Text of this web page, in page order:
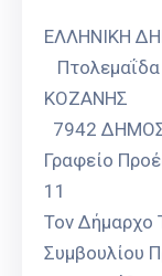
7942
Γραφείο
Τον Δήμαρχο
Συμβουλίου